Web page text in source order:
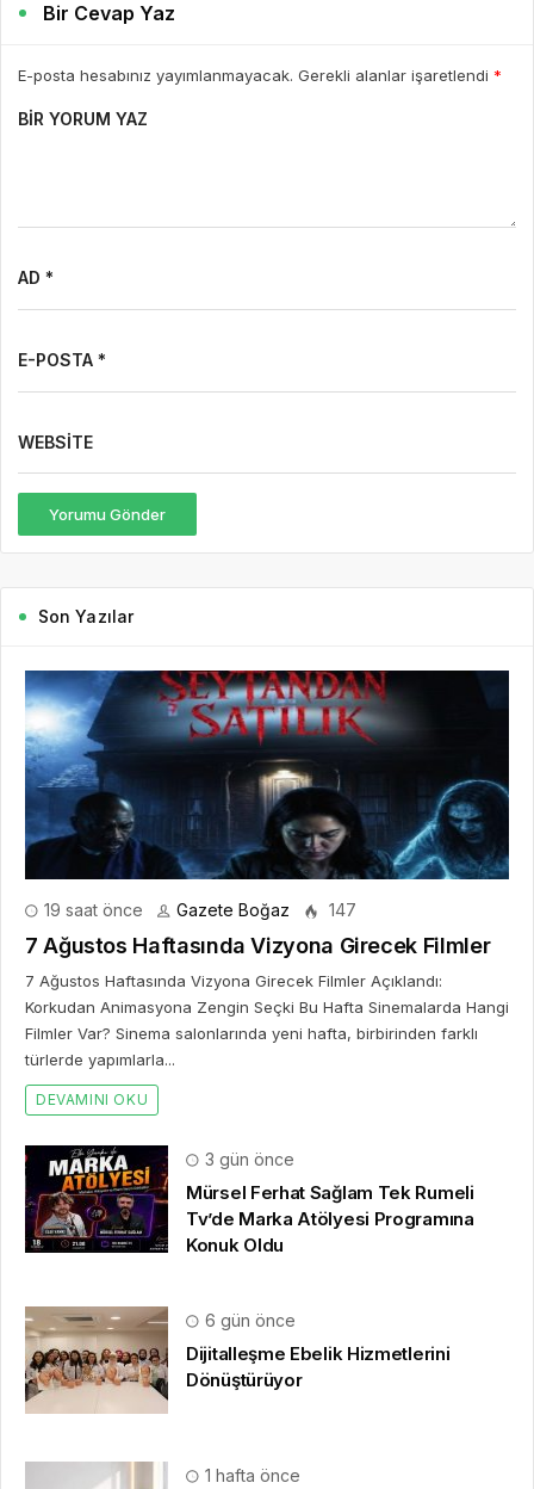
Bir Cevap Yaz
E-posta hesabınız yayımlanmayacak. Gerekli alanlar işaretlendi *
BIR YORUM YAZ
AD *
E-POSTA *
WEBSITE
Yorumu Gönder
Son Yazılar
19 saat önce Gazete Boğaz 147
7 Ağustos Haftasında Vizyona Girecek Filmler
7 Ağustos Haftasında Vizyona Girecek Filmler Açıklandı:
Korkudan Animasyona Zengin Seçki Bu Hafta Sinemalarda Hangi
Filmler Var? Sinema salonlarında yeni hafta, birbirinden farklı
türlerde yapımlarla...
DEVAMINI OKU
3 gün önce
Mürsel Ferhat Sağlam Tek Rumeli
Tv’de Marka Atölyesi Programına
Konuk Oldu
6 gün önce
Dijitalleşme Ebelik Hizmetlerini
Dönüştürüyor
1 hafta önce